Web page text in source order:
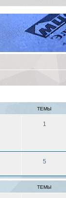
ТЕМЫ
1
5
ТЕМЫ